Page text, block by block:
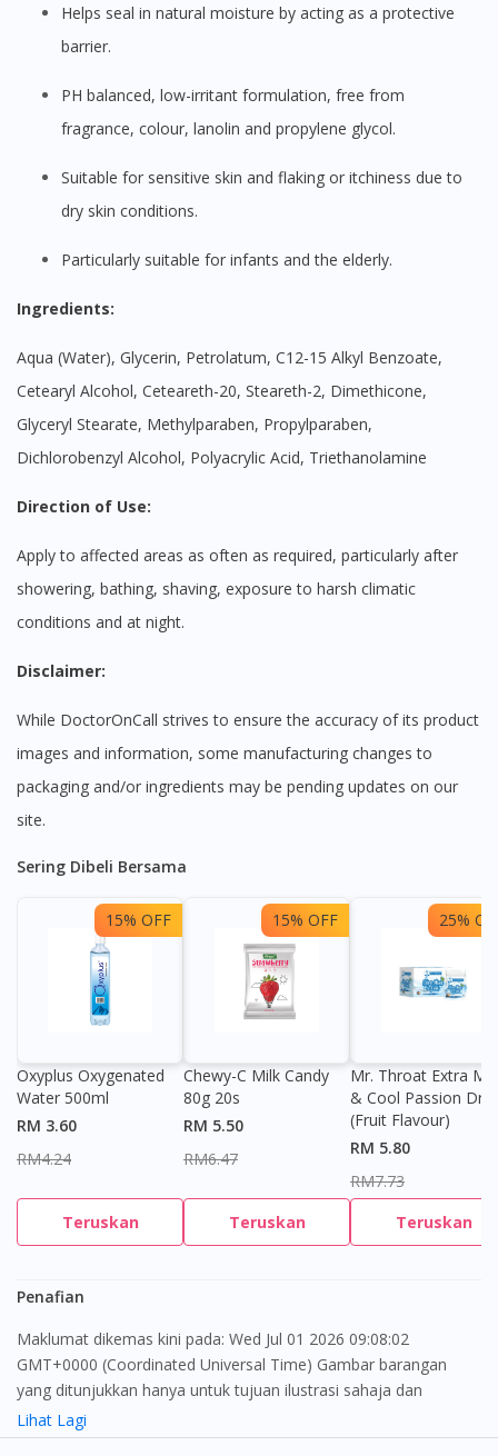
Visit DoctorOnCall Singapore
You seem to be shopping from Singapore
Helps seal in natural moisture by acting as a protective
barrier.
pH balanced, low-irritant formulation, free from
fragrance, colour, lanolin and propylene glycol.
Suitable for sensitive skin and flaking or itchiness due to
dry skin conditions.
Particularly suitable for infants and the elderly.
Ingredients:
Aqua (Water), Glycerin, Petrolatum, C12-15 Alkyl Benzoate,
Cetearyl Alcohol, Ceteareth-20, Steareth-2, Dimethicone,
Glyceryl Stearate, Methylparaben, Propylparaben,
Dichlorobenzyl Alcohol, Polyacrylic Acid, Triethanolamine
Direction of Use:
Apply to affected areas as often as required, particularly after
showering, bathing, shaving, exposure to harsh climatic
conditions and at night.
Disclaimer:
While DoctorOnCall strives to ensure the accuracy of its product
images and information, some manufacturing changes to
packaging and/or ingredients may be pending updates on our
site.
Sering Dibeli Bersama
15% OFF
Oxyplus Oxygenated
Water 500ml
RM 3.60
RM4.24
Teruskan
15% OFF
Chewy-C Milk Candy
80g 20s
RM 5.50
RM6.47
Teruskan
25%
Mr. Throat Extra
& Cool Passion
(Fruit Flavour)
RM 5.80
RM7.73
Teruskan
Penafian
Maklumat dikemas kini pada: Wed Jul 01 2026 09:08:02
GMT+0000 (Coordinated Universal Time) Gambar barangan
yang ditunjukkan hanya untuk tujuan ilustrasi sahaja dan
mungkin tidak seperti produk yang sebenar
Lihat Lagi